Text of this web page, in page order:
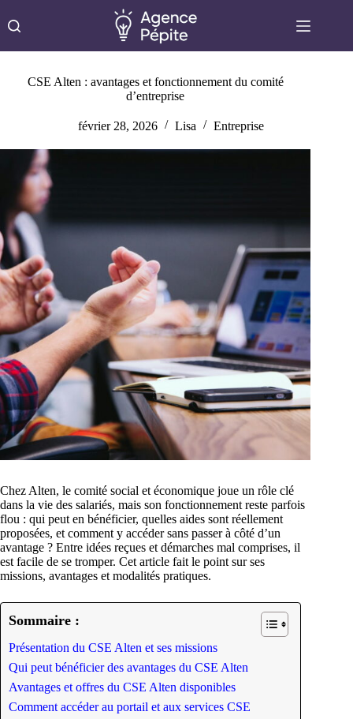
au
contenu
CSE Alten : avantages et fonctionnement du comité
d’entreprise
février 28, 2026 Lisa Entreprise
Chez Alten, le comité social et économique joue un rôle clé
dans la vie des salariés, mais son fonctionnement reste parfois
flou : qui peut en bénéficier, quelles aides sont réellement
proposées, et comment y accéder sans passer à côté d’un
avantage ? Entre idées reçues et démarches mal comprises, il
est facile de se tromper. Cet article fait le point sur ses
missions, avantages et modalités pratiques.
Sommaire :
Présentation du CSE Alten et ses missions
Qui peut bénéficier des avantages du CSE Alten
Avantages et offres du CSE Alten disponibles
Comment accéder au portail et aux services CSE